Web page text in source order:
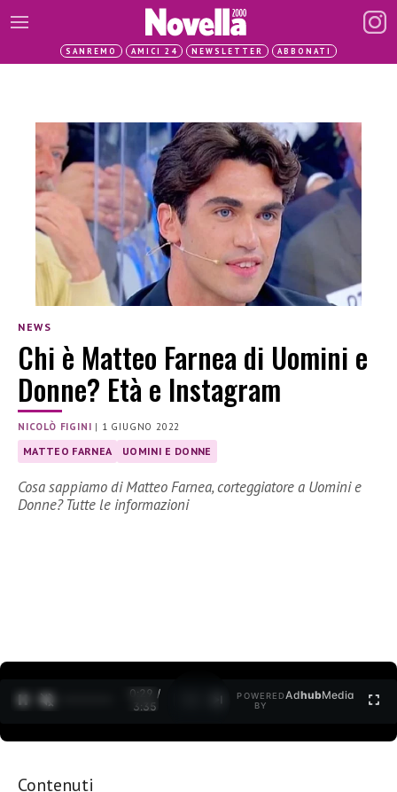
SANREMO AMICI 24 NEWSLETTER ABBONATI
NEWS
Chi è Matteo Farnea di Uomini e
Donne? Età e Instagram
NICOLÒ FIGINI | 1 GIUGNO 2022
MATTEO FARNEA UOMINI E DONNE
Cosa sappiamo di Matteo Farnea, corteggiatore a Uomini e
Donne? Tutte le informazioni
0:30 /
3:35
POWERED
BY
AdhubMedia
Contenuti